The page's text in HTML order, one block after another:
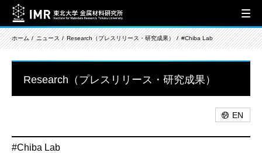
ホーム ニュース Research（プレスリリース・研究成果） #Chiba Lab
Research（プレスリリース・研究成果）
EN
#Chiba Lab